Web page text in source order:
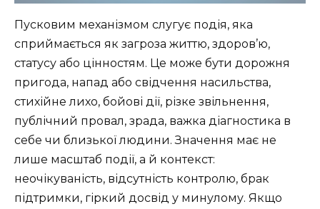
Пусковим механізмом слугує подія, яка
сприймається як загроза життю, здоров’ю,
статусу або цінностям. Це може бути дорожня
пригода, напад або свідчення насильства,
стихійне лихо, бойові дії, різке звільнення,
публічний провал, зрада, важка діагностика в
себе чи близької людини. Значення має не
лише масштаб події, а й контекст:
неочікуваність, відсутність контролю, брак
підтримки, гіркий досвід у минулому. Якщо